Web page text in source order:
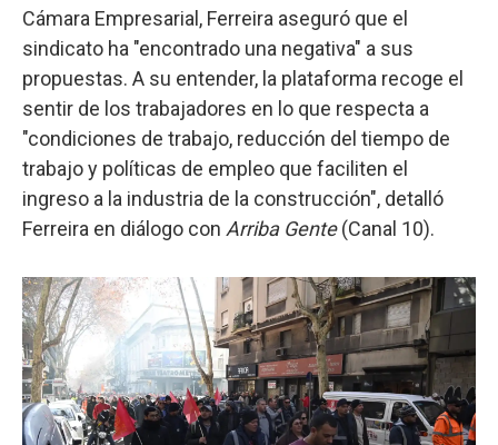
Cámara Empresarial, Ferreira aseguró que el
sindicato ha "encontrado una negativa" a sus
propuestas. A su entender, la plataforma recoge el
sentir de los trabajadores en lo que respecta a
"condiciones de trabajo, reducción del tiempo de
trabajo y políticas de empleo que faciliten el
ingreso a la industria de la construcción", detalló
Ferreira en diálogo con Arriba Gente(Canal 10).